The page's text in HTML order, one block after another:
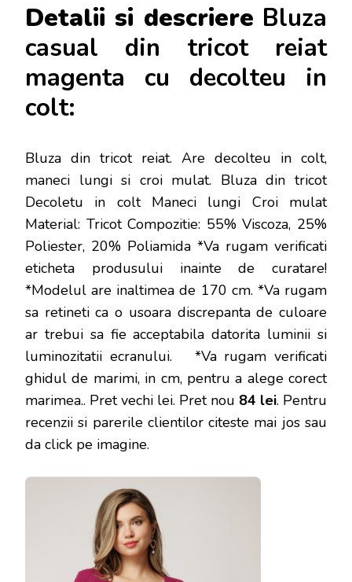
Detalii si descriere Bluza
casual din tricot reiat
magenta cu decolteu in
colt:
Bluza din tricot reiat. Are decolteu in colt,
maneci lungi si croi mulat. Bluza din tricot
Decoletu in colt Maneci lungi Croi mulat
Material: Tricot Compozitie: 55% Viscoza, 25%
Poliester, 20% Poliamida *Va rugam verificati
eticheta produsului inainte de curatare!
*Modelul are inaltimea de 170 cm. *Va rugam
sa retineti ca o usoara discrepanta de culoare
ar trebui sa fie acceptabila datorita luminii si
luminozitatii ecranului. *Va rugam verificati
ghidul de marimi, in cm, pentru a alege corect
marimea.. Pret vechi lei. Pret nou 84 lei. Pentru
recenzii si parerile clientilor citeste mai jos sau
da click pe imagine.